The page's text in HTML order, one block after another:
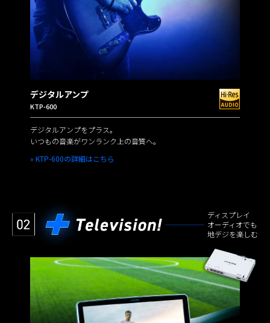
デジタルアンプ
KTP-600
デジタルアンプをプラス。
いつもの音楽がワンランク上の音質へ。
» KTP-600の詳細はこちら
ディスプレイ
オーディオでも
地デジを楽しむ